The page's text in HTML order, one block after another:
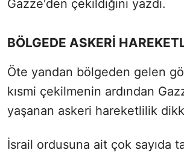
Gazze'den çekildiğini yazdı.
BÖLGEDE ASKERİ
Öte yandan bölgeden gelen
kısmi çekilmenin ardından
yaşanan askeri hareketlilik
İsrail ordusuna ait çok sayıda